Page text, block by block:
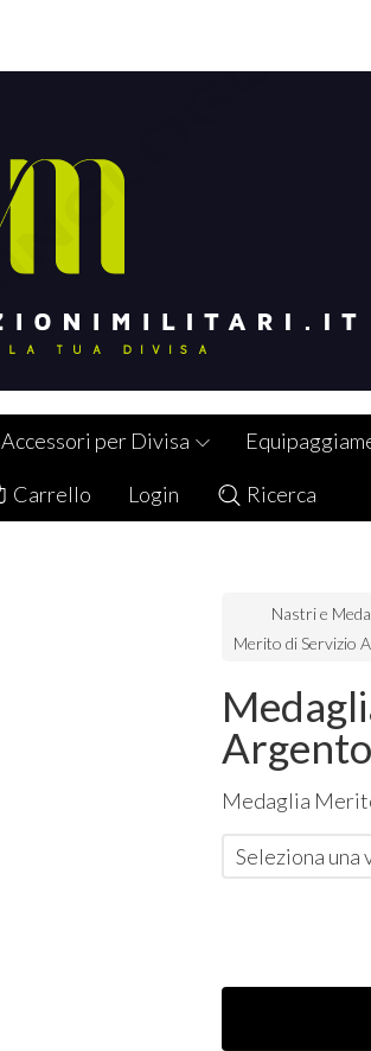
Accessori per Divisa
Carrello Login Ricerca
Nastri e
Merito di Servizio
Medaglia
Seleziona una